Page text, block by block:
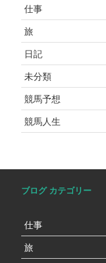
仕事
旅
日記
未分類
競馬予想
競馬人生
ブログ カテゴリー
仕事
旅